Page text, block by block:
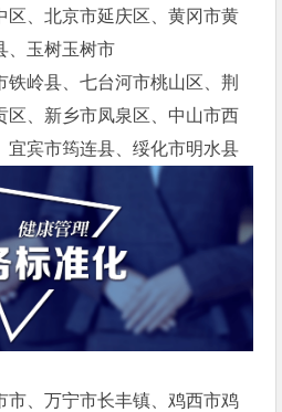
区、北京市延庆区、黄冈市黄
、玉树玉树市
岭县、七台河市桃山区、荆
区、新乡市凤泉区、中山市西
宜宾市筠连县、绥化市明水县
市、万宁市长丰镇、鸡西市鸡